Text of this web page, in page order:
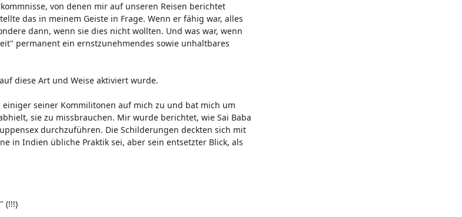
von denen mir auf unseren Reisen berichtet
das in meinem Geiste in Frage. Wenn er fähig war, alles
dann, wenn sie dies nicht wollten. Und was war, wenn
permanent ein ernstzunehmendes sowie unhaltbares
diese Art und Weise aktiviert wurde.
seiner Kommilitonen auf mich zu und bat mich um
sie zu missbrauchen. Mir wurde berichtet, wie Sai Baba
durchzuführen. Die Schilderungen deckten sich mit
in Indien übliche Praktik sei, aber sein entsetzter Blick, als
(!!!)